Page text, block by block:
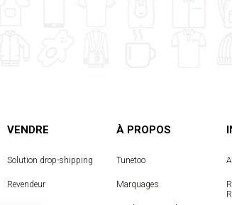
VENDRE
Solution drop-shipping
Revendeur
À PROPOS
Tunetoo
Marquages